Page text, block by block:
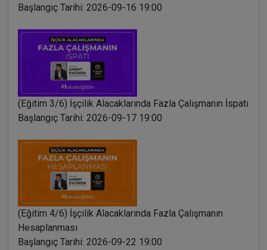
Başlangıç Tarihi: 2026-09-16 19:00
(Eğitim 3/6) İşçilik Alacaklarında Fazla Çalışmanın İspatı
Başlangıç Tarihi: 2026-09-17 19:00
(Eğitim 4/6) İşçilik Alacaklarında Fazla Çalışmanın
Hesaplanması
Başlangıç Tarihi: 2026-09-22 19:00